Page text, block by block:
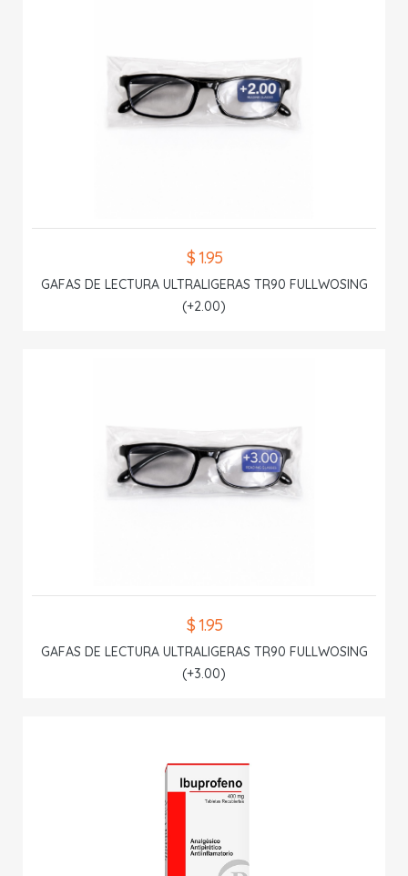
$ 1.95
GAFAS DE LECTURA ULTRALIGERAS TR90 FULLWOSING
(+2.00)
$ 1.95
GAFAS DE LECTURA ULTRALIGERAS TR90 FULLWOSING
(+3.00)